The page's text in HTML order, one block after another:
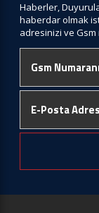
Haberler,
haberdar olmak
adresinizi ve